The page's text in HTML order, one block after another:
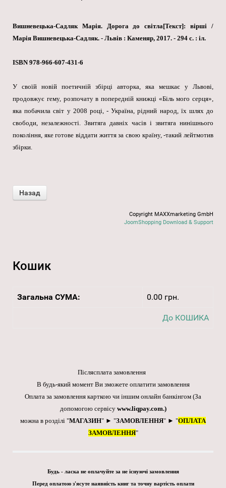
Вишневецька-Садляк Марія. Дорога до світла[Текст]: вірші /
Марія Вишневецька-Садляк. - Львів : Каменяр, 2017. - 294 с. : іл.
ISBN 978-966-607-431-6
У своїй новій поетичній збірці авторка, яка мешкає у Львові,
продовжує гему, розпочату в попередній книжці «Біль мого серця»,
яка побачила світ у 2008 році, - Україна, рідний народ, їх шлях до
свободи, незалежності. Звитяга давніх часів і звитяга нинішнього
покоління, яке готове віддати життя за свою країну, -такий лейтмотив
збірки.
Copyright MAXXmarketing GmbH
JoomShopping Download & Support
Кошик
Загальна СУМА: 0.00 грн.
До КОШИКА
Післясплата замовлення
В будь-який момент Ви зможете оплатити замовлення
Оплата за замовлення карткою чи іншим онлайн банкінгом (За
допомогою сервісу www.liqpay.com.)
можна в розділі "МАГАЗИН" ► "ЗАМОВЛЕННЯ" ► "ОПЛАТА
ЗАМОВЛЕННЯ"
Будь - ласка не оплачуйте за не існуючі замовлення
Перед оплатою з'ясуте наявність книг та точну вартість оплати